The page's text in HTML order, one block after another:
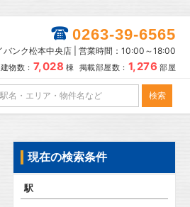
0263-39-6565
バンク松本中央店 | 営業時間：10:00～18:00
物数： 7,028 棟 掲載部屋数： 1,276 部屋
現在の検索条件
駅